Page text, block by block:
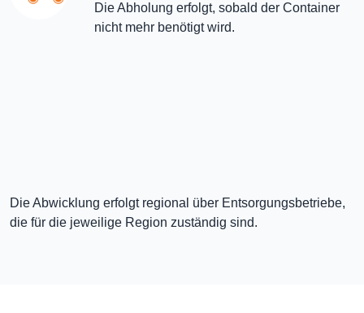
Die Abholung erfolgt, sobald der Container
nicht mehr benötigt wird.
Die Abwicklung erfolgt regional über Entsorgungsbetriebe,
die für die jeweilige Region zuständig sind.